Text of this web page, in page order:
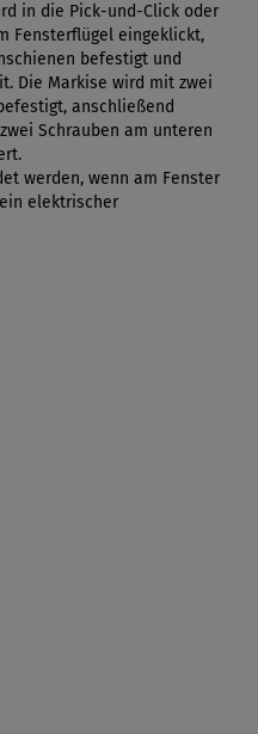
in die Pick-und-Click oder
Fensterflügel eingeklickt,
befestigt und
Die Markise wird mit zwei
anschließend
Schrauben am unteren
werden, wenn am Fenster
elektrischer